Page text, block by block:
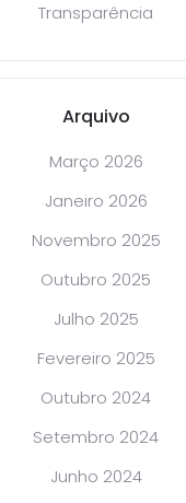
Transparência
Arquivo
Março 2026
Janeiro 2026
Novembro 2025
Outubro 2025
Julho 2025
Fevereiro 2025
Outubro 2024
Setembro 2024
Junho 2024